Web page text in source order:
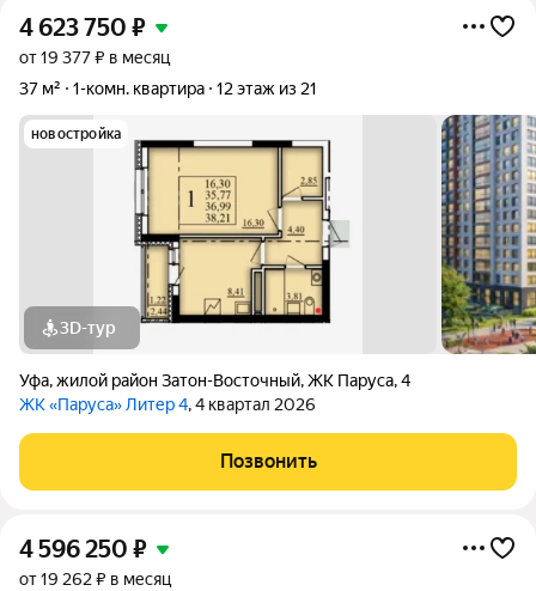
4 623 750 ₽
от 19 377 ₽ в месяц
37 м²
1-комн. квартира 12 этаж из 21
новостройка
3D-тур
Уфа,жилой район Затон-Восточный,ЖК Паруса,4
ЖК «Паруса» Литер 4, 4 квартал 2026
Позвонить
4 596 250 ₽
от 19 262 ₽ в месяц